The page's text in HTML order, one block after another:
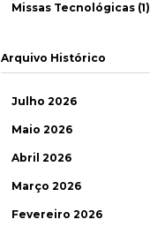
Missas Tecnológicas (1)
Arquivo Histórico
Julho 2026
Maio 2026
Abril 2026
Março 2026
Fevereiro 2026